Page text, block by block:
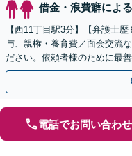
借金・浪費癖によ
【西11丁目駅3分】【弁護士
与、親権・養育費／面会交流
ださい。依頼者様のために最
NE相談可】【分割払いOK】
電話でお問い合わせ